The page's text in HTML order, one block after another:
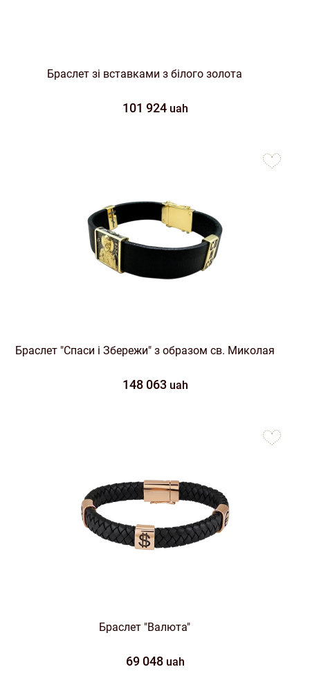
Браслет зі вставками з білого золота
101 924 uah
Браслет "Спаси і Збережи" з образом св. Миколая
148 063 uah
favorites
Браслет "Валюта"
69 048 uah
favorites